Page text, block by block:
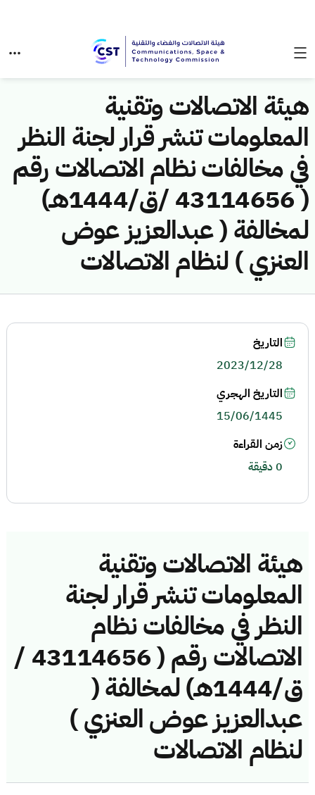
هيئة الاتصالات وتقنية
المعلومات تنشر قرار لجنة النظر
في مخالفات نظام الاتصالات رقم
( 43114656 /ق/1444هـ)
لمخالفة ( عبدالعزيز عوض
العنزي ) لنظام الاتصالات
هيئة الاتصالات وتقنية
المعلومات تنشر قرار لجنة
النظر في مخالفات نظام
الاتصالات رقم ( 43114656 /
ق/1444هـ) لمخالفة (
عبدالعزيز عوض العنزي )
لنظام الاتصالات
التاريخ
2023/12/28
التاريخ الهجري
15/06/1445
زمن القراءة
0 دقيقة